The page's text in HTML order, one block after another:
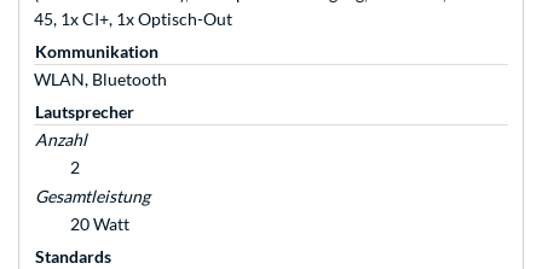
45, 1x CI+, 1x Optisch-Out
Kommunikation
WLAN, Bluetooth
Lautsprecher
Anzahl
2
Gesamtleistung
20 Watt
Standards